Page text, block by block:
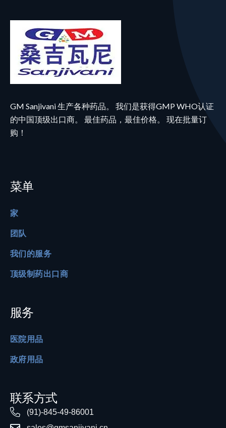
GM Sanjivani 生产各种药品。 我们是获得GMP WHO认证
的中国顶级出口商。 最佳药品，最佳价格。 现在批量订
购！
菜单
家
团队
我们的服务
顶级制药出口商
服务
医院用品
政府用品
联系方式
(91)-845-49-86001